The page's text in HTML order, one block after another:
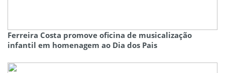
Ferreira Costa promove oficina de musicalização
infantil em homenagem ao Dia dos Pais